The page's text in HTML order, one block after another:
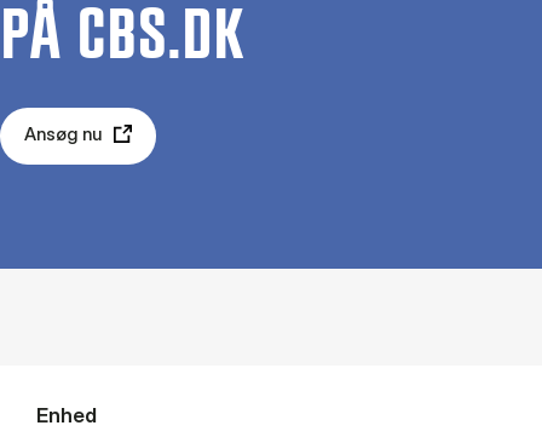
PÅ CBS.DK
Ansøg nu
Enhed